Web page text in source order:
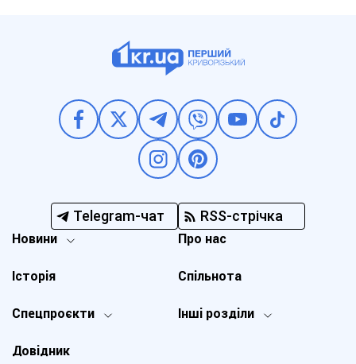
Telegram-чат RSS-стрічка
Новини
Спецпроєкти Інші розділи
Історія
Про нас
Довідник
Спільнота